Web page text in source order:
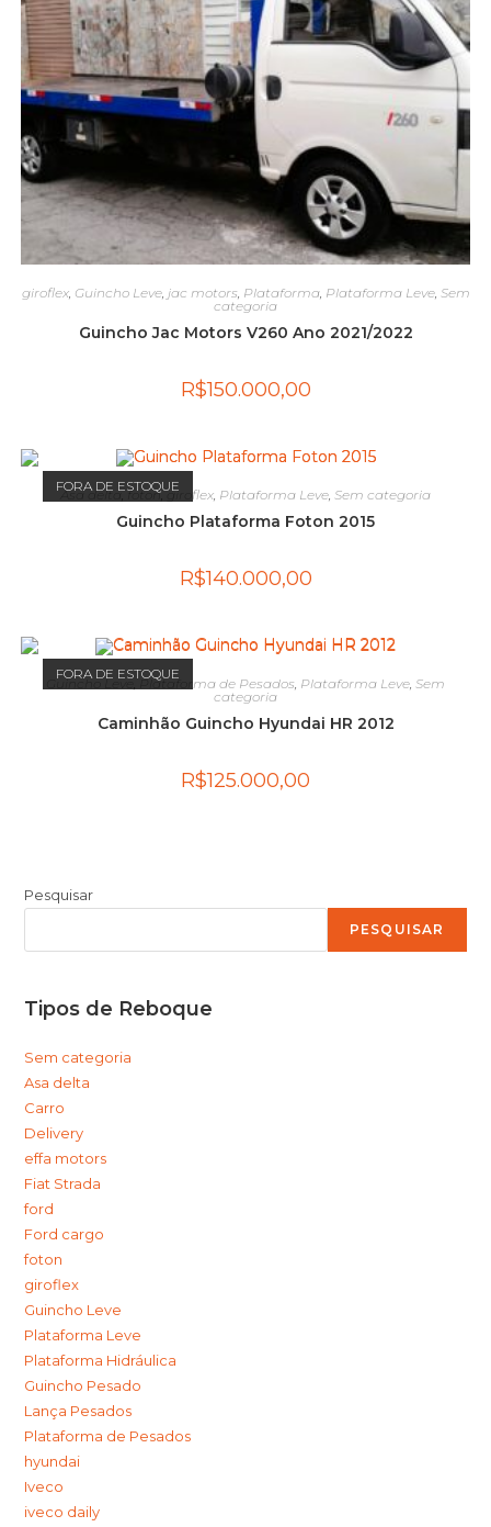
giroflex, Guincho Leve, jac motors, Plataforma, Plataforma Leve, Sem
categoria
Guincho Jac Motors V260 Ano 2021/2022
R$150.000,00
FORA DE ESTOQUE
Asa delta,foton,giroflex Plataforma Leve Sem categoria
Guincho Plataforma Foton 2015
R$140.000,00
FORA DE ESTOQUE
Guincho Leve , Plataforma de Pesados Plataforma Leve Sem
categoria
Caminhão Guincho Hyundai HR 2012
R$125.000,00
Pesquisar
PESQUISAR
Tipos de Reboque
Sem categoria
Asa delta
Carro
Delivery
effa motors
Fiat Strada
ford
Ford cargo
foton
giroflex
Guincho Leve
Plataforma Leve
Plataforma Hidráulica
Guincho Pesado
Lança Pesados
Plataforma de Pesados
hyundai
Iveco
iveco daily